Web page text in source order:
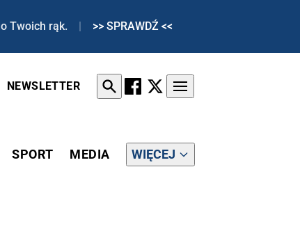
Twoich rąk. | >> SPRAWDŹ <<
NEWSLETTER
SPORT MEDIA WIĘCEJ